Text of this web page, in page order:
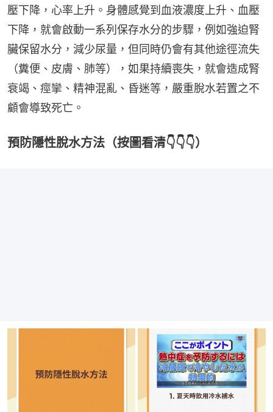
壓下降，心率上升。身體感覺到血液濃度上升、血壓
下降，就會啟動一系列保存水分的步驟，例如強迫腎
臟保留水分，減少尿量，但同時仍會有其他途徑流失
（糞便、皮膚、肺等），如果持續喪失，就會造成腎
衰竭、痙攣、精神混亂、昏迷等，嚴重脫水若置之不
顧會導致死亡。
預防隱性脫水方法（按圖看清👇👇👇）